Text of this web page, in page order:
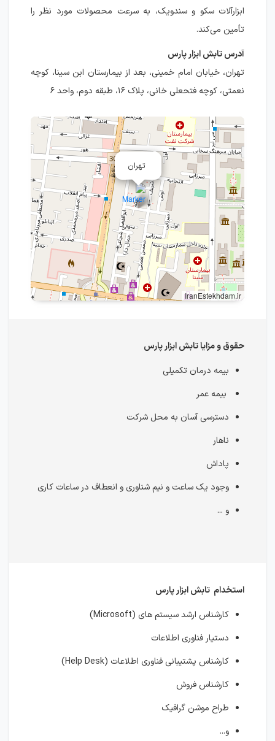
ابزارآلات سکو و سندویک، به سرعت محصولات مورد نظر را
تأمین می‌کند.
آدرس تابش ابزار پارس
تهران، خیابان امام خمینی، بعد از بیمارستان ابن سینا، کوچه
نعمتی، کوچه فتحعلی خانی، پلاک ۱۶، طبقه دوم، واحد ۶
تهران
IranEstekhdam.ir
حقوق و مزایا تابش ابزار پارس
بیمه درمان تکمیلی
بیمه عمر
دسترسی آسان به محل شرکت
ناهار
پاداش
وجود یک ساعت و نیم شناوری و انعطاف در ساعات کاری
و ...
استخدام تابش ابزار پارس
کارشناس ارشد سیستم های (Microsoft)
دستیار فناوری اطلاعات
کارشناس پشتیبانی فناوری اطلاعات (Help Desk)
کارشناس فروش
طراح موشن گرافیک
و...